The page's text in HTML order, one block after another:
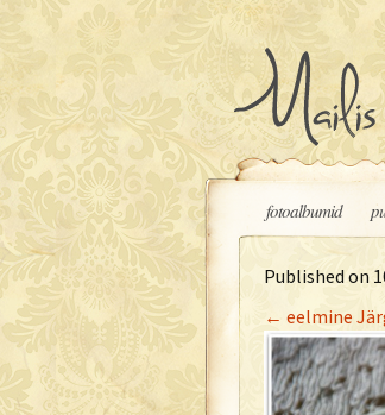
Liigu sisu juurde
fotoalbumid
Published on
← eelmine